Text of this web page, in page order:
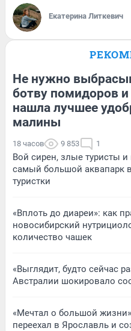
Екатерина Литкевич
Не нужно
ботву помидоров
нашла лучшее
малины
18 часов 9 853 1
Вой сирен, злые туристы и
самый большой аквапарк
туристки
«Вплоть до диареи»: как
новосибирский
количество чашек
«Выглядит, будто сейчас
Австралии шокировало
«Мечтал о большой
переехал в Ярославль и